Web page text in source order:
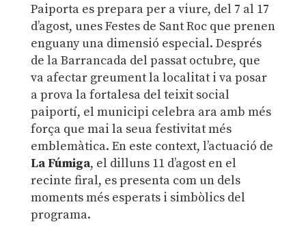
Paiporta es prepara per a viure, del 7 al 17
d’agost, unes Festes de Sant Roc que prenen
enguany una dimensió especial. Després
de la Barrancada del passat octubre, que
va afectar greument la localitat i va posar
a prova la fortalesa del teixit social
paiportí, el municipi celebra ara amb més
força que mai la seua festivitat més
emblemàtica. En este context, l’actuació de
La Fúmiga, el dilluns 11 d’agost en el
recinte firal, es presenta com un dels
moments més esperats i simbòlics del
programa.